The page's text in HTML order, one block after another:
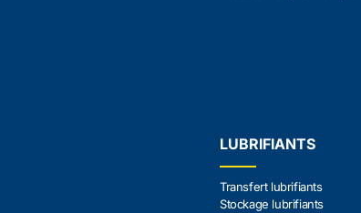
LUBRIFIANTS
Transfert lubrifiants
Stockage lubrifiants